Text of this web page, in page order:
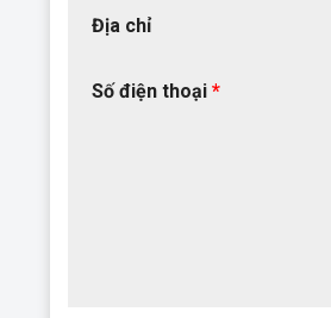
Địa chỉ
Số điện thoại *